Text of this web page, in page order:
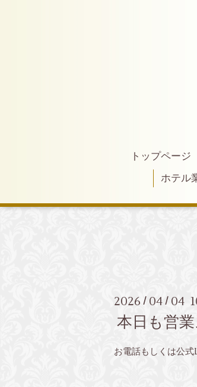
トップページ
ホテル
2026 / 04 / 04
本日も営
お電話もしくは公